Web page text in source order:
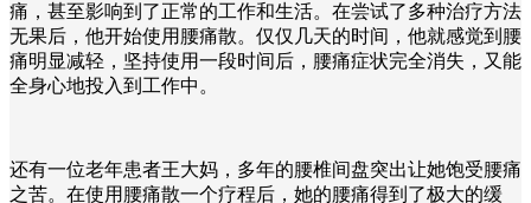
痛，甚至影响到了正常的工作和生活。在尝试了多种治疗方法
无果后，他开始使用腰痛散。仅仅几天的时间，他就感觉到腰
痛明显减轻，坚持使用一段时间后，腰痛症状完全消失，又能
全身心地投入到工作中。
还有一位老年患者王大妈，多年的腰椎间盘突出让她饱受腰痛
之苦。在使用腰痛散一个疗程后，她的腰痛得到了极大的缓